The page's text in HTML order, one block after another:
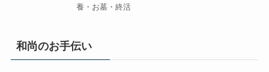
養・お墓・終活
和尚のお手伝い